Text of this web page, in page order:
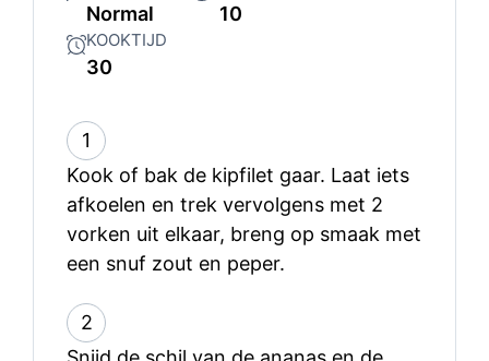
Normal 10
KOOKTIJD
30
1
Kook of bak de kipfilet gaar. Laat iets
afkoelen en trek vervolgens met 2
vorken uit elkaar, breng op smaak met
een snuf zout en peper.
2